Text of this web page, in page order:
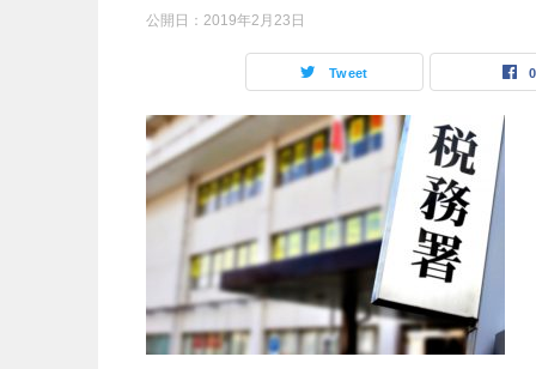
公開日： 2019年2月23日
Tweet 0